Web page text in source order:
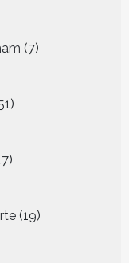
7
producten
producten
producten
19
producten